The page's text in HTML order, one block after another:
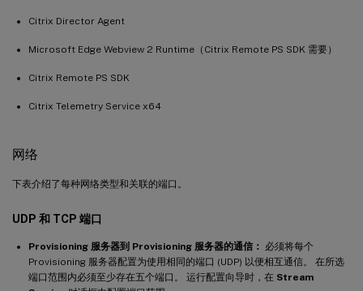
Citrix Director Agent
Microsoft Edge Webview 2 Runtime（Citrix Remote PS SDK 需要）
Citrix Remote PS SDK
Citrix Telemetry Service x64
网络
下表介绍了每种网络类型和关联的端口。
UDP 和 TCP 端口
Provisioning 服务器到 Provisioning 服务器的通信：
必须将每个
Provisioning 服务器配置为使用相同的端口 (UDP) 以便相互通信。 在所选
端口范围内必须至少存在五个端口。 运行配置向导时，在 Stream